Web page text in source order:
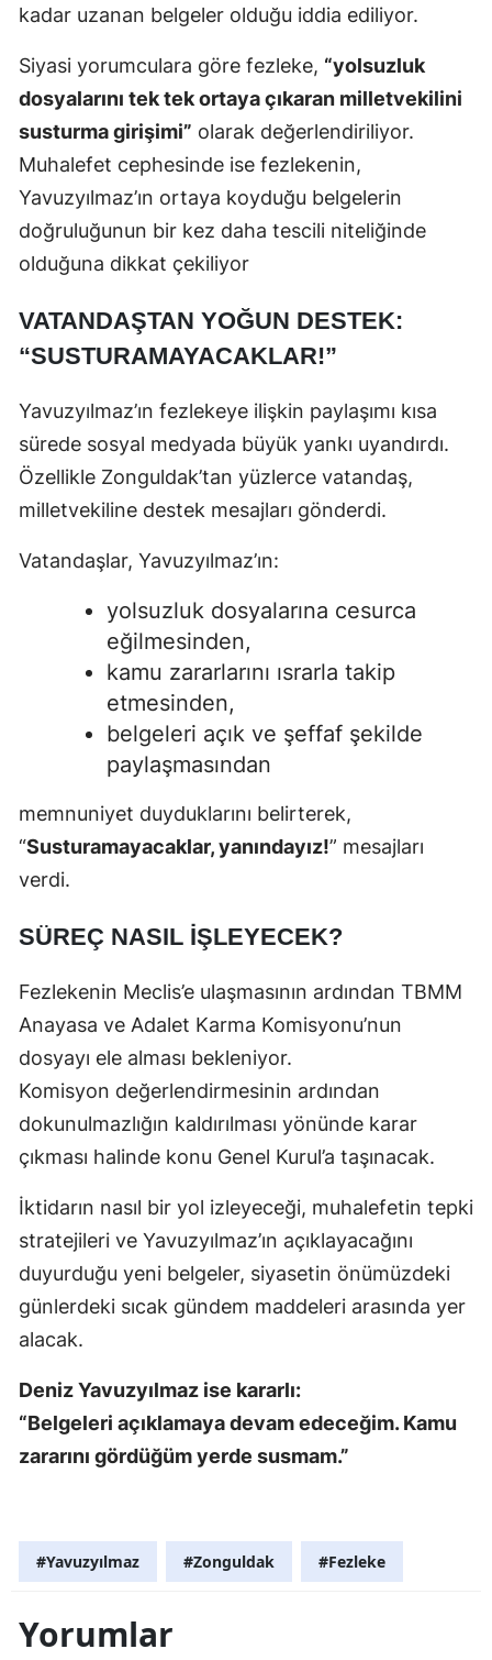
kadar uzanan belgeler olduğu iddia ediliyor.
Siyasi yorumculara göre fezleke, “yolsuzluk
dosyalarını tek tek ortaya çıkaran milletvekilini
susturma girişimi” olarak değerlendiriliyor.
Muhalefet cephesinde ise fezlekenin,
Yavuzyılmaz’ın ortaya koyduğu belgelerin
doğruluğunun bir kez daha tescili niteliğinde
olduğuna dikkat çekiliyor
VATANDAŞTAN YOĞUN DESTEK:
“SUSTURAMAYACAKLAR!”
Yavuzyılmaz’ın fezlekeye ilişkin paylaşımı kısa
sürede sosyal medyada büyük yankı uyandırdı.
Özellikle Zonguldak’tan yüzlerce vatandaş,
milletvekiline destek mesajları gönderdi.
Vatandaşlar, Yavuzyılmaz’ın:
yolsuzluk dosyalarına cesurca
eğilmesinden,
kamu zararlarını ısrarla takip
etmesinden,
belgeleri açık ve şeffaf şekilde
paylaşmasından
memnuniyet duyduklarını belirterek,
“Susturamayacaklar, yanındayız!” mesajları
verdi.
SÜREÇ NASIL İŞLEYECEK?
Fezlekenin Meclis’e ulaşmasının ardından TBMM
Anayasa ve Adalet Karma Komisyonu’nun
dosyayı ele alması bekleniyor.
Komisyon değerlendirmesinin ardından
dokunulmazlığın kaldırılması yönünde karar
çıkması halinde konu Genel Kurul’a taşınacak.
İktidarın nasıl bir yol izleyeceği, muhalefetin tepki
stratejileri ve Yavuzyılmaz’ın açıklayacağını
duyurduğu yeni belgeler, siyasetin önümüzdeki
günlerdeki sıcak gündem maddeleri arasında yer
alacak.
Deniz Yavuzyılmaz ise kararlı:
“Belgeleri açıklamaya devam edeceğim. Kamu
zararını gördüğüm yerde susmam.”
#Yavuzyılmaz #Zonguldak #Fezleke
Yorumlar